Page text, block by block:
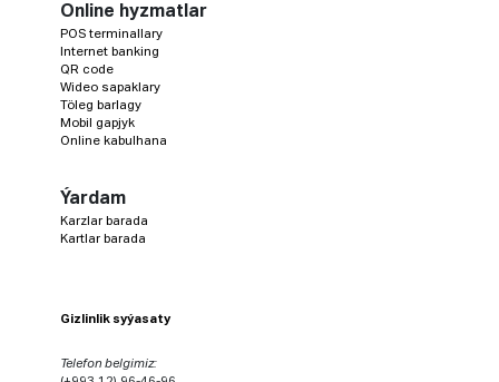
Online hyzmatlar
POS terminallary
Internet banking
QR code
Wideo sapaklary
Töleg barlagy
Mobil gapjyk
Online kabulhana
Ýardam
Karzlar barada
Kartlar barada
Gizlinlik syýasaty
Telefon belgimiz: